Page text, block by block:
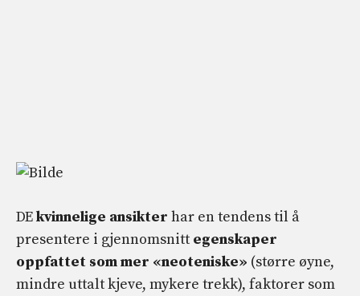
DEkvinnelige ansikter har en tendens til å
presentere i gjennomsnitt egenskaper
oppfattet som mer «neoteniske» (større øyne,
mindre uttalt kjeve, mykere trekk), faktorer som